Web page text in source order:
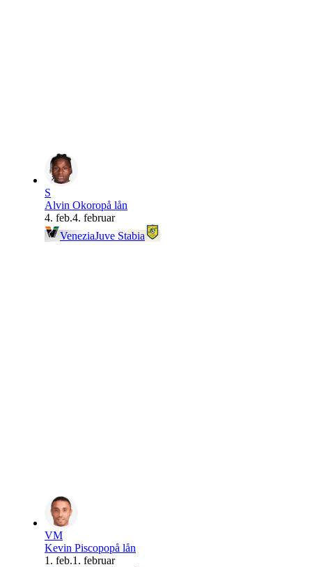
S
Alvin Okoropå lån
4. feb.4. februar
VeneziaJuve Stabia
VM
Kevin Piscopopå lån
1. feb.1. februar